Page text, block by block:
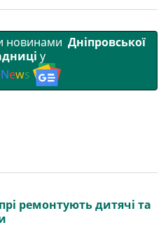
новинами Дніпровської
у
News
ремонтують дитячі та